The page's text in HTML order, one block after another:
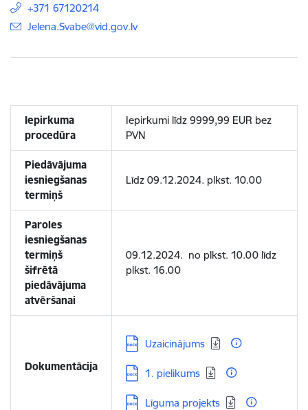
+371 67120214
E-pasts:
Jelena.Svabe@vid.gov.lv
Iepirkuma
procedūra
Iepirkumi līdz 9999,99 EUR bez
PVN
Piedāvājuma
iesniegšanas
termiņš
Līdz 09.12.2024. plkst. 10.00
Paroles
iesniegšanas
termiņš
šifrētā
piedāvājuma
atvēršanai
09.12.2024. no plkst. 10.00 līdz
plkst. 16.00
Dokumentācija
Lejupielādēt:
Uzaicinājums
Lejupielādēt:
1. pielikums
Lejupielādēt:
Līguma projekts